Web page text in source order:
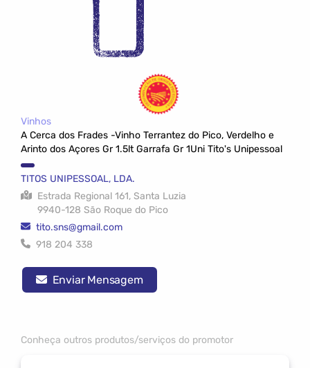
Vinhos
A Cerca dos Frades -Vinho Terrantez do Pico, Verdelho e
Arinto dos Açores Gr 1.5lt Garrafa Gr 1Uni Tito's Unipessoal
TITOS UNIPESSOAL, LDA.
Estrada Regional 161, Santa Luzia
9940-128 São Roque do Pico
tito.sns@gmail.com
918 204 338
Enviar Mensagem
Conheça outros produtos/serviços do promotor